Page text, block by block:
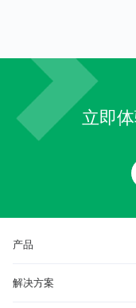
立即
产品
解决方案